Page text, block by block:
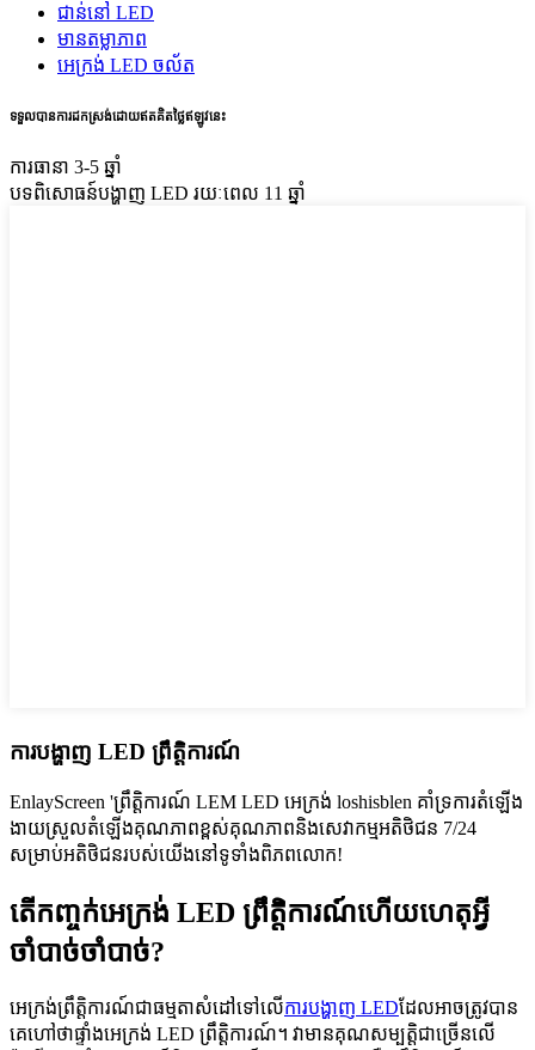
ជាន់នៅ LED
មានតម្លាភាព
អេក្រង់ LED ចល័ត
ទទួលបានការដកស្រង់ដោយឥតគិតថ្លៃឥឡូវនេះ
ការធានា 3-5 ឆ្នាំ
បទពិសោធន៍បង្ហាញ LED រយៈពេល 11 ឆ្នាំ
ការបង្ហាញ LED ព្រឹត្តិការណ៍
EnlayScreen 'ព្រឹត្តិការណ៍ LEM LED អេក្រង់ loshisblen គាំទ្រការតំឡើង
ងាយស្រួលតំឡើងគុណភាពខ្ពស់គុណភាពនិងសេវាកម្មអតិថិជន 7/24
សម្រាប់អតិថិជនរបស់យើងនៅទូទាំងពិភពលោក!
តើកញ្ចក់អេក្រង់ LED ព្រឹត្តិការណ៍ហើយហេតុអ្វី
ចាំបាច់ចាំបាច់?
អេក្រង់ព្រឹត្តិការណ៍ជាធម្មតាសំដៅទៅលើការបង្ហាញ LEDដែលអាចត្រូវបាន
គេហៅថាផ្ទាំងអេក្រង់ LED ព្រឹត្តិការណ៍។ វាមានគុណសម្បត្តិជាច្រើនលើ